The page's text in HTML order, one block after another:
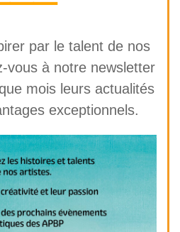
par le talent de nos
vous à notre newsletter
mois leurs actualités
exceptionnels.